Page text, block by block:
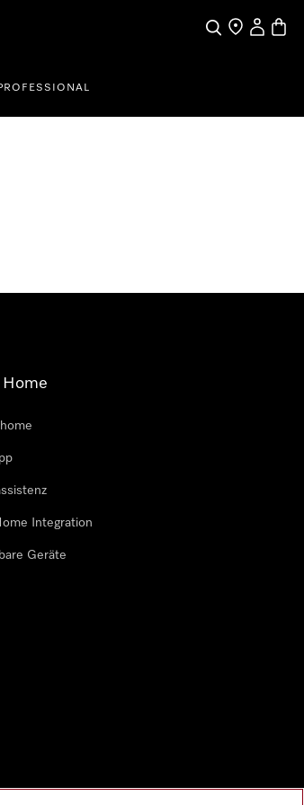
SucheHändlersuche
Home
Integration
Geräte